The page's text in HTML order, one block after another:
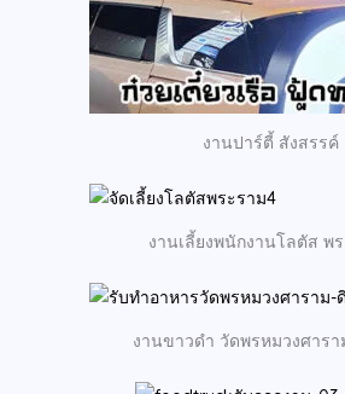
งานปาร์ตี้ สังสรรค์
งานเลี้ยงพนักงานโลตัส พ
งานขาวดำ วัดพรหมวงศาร